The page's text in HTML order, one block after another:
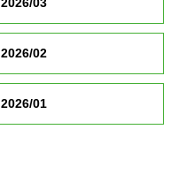
2026/02
2026/01